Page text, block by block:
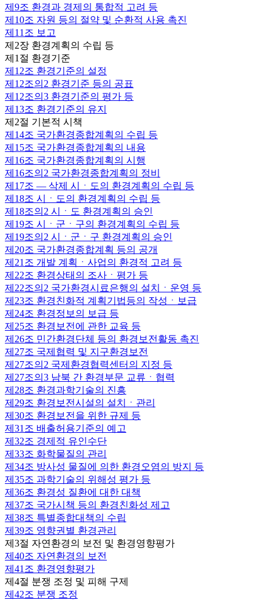
제9조 환경과 경제의 통합적 고려 등
제10조 자원 등의 절약 및 순환적 사용 촉진
제11조 보고
제2장 환경계획의 수립 등
제1절 환경기준
제12조 환경기준의 설정
제12조의2 환경기준 등의 공표
제12조의3 환경기준의 평가 등
제13조 환경기준의 유지
제2절 기본적 시책
제14조 국가환경종합계획의 수립 등
제15조 국가환경종합계획의 내용
제16조 국가환경종합계획의 시행
제16조의2 국가환경종합계획의 정비
제17조 — 삭제 시ㆍ도의 환경계획의 수립 등
제18조 시ㆍ도의 환경계획의 수립 등
제18조의2 시ㆍ도 환경계획의 승인
제19조 시ㆍ군ㆍ구의 환경계획의 수립 등
제19조의2 시ㆍ군ㆍ구 환경계획의 승인
제20조 국가환경종합계획 등의 공개
제21조 개발 계획ㆍ사업의 환경적 고려 등
제22조 환경상태의 조사ㆍ평가 등
제22조의2 국가환경시료은행의 설치ㆍ운영 등
제23조 환경친화적 계획기법등의 작성ㆍ보급
제24조 환경정보의 보급 등
제25조 환경보전에 관한 교육 등
제26조 민간환경단체 등의 환경보전활동 촉진
제27조 국제협력 및 지구환경보전
제27조의2 국제환경협력센터의 지정 등
제27조의3 남북 간 환경부문 교류ㆍ협력
제28조 환경과학기술의 진흥
제29조 환경보전시설의 설치ㆍ관리
제30조 환경보전을 위한 규제 등
제31조 배출허용기준의 예고
제32조 경제적 유인수단
제33조 화학물질의 관리
제34조 방사성 물질에 의한 환경오염의 방지 등
제35조 과학기술의 위해성 평가 등
제36조 환경성 질환에 대한 대책
제37조 국가시책 등의 환경친화성 제고
제38조 특별종합대책의 수립
제39조 영향권별 환경관리
제3절 자연환경의 보전 및 환경영향평가
제40조 자연환경의 보전
제41조 환경영향평가
제4절 분쟁 조정 및 피해 구제
제42조 분쟁 조정